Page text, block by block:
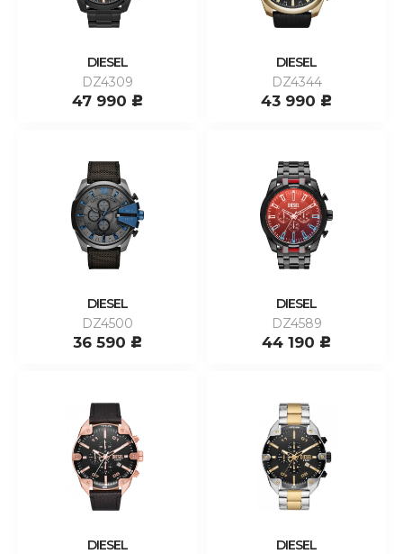
DIESEL
DZ4309
47 990 c
DIESEL
DZ4344
43 990 c
DIESEL
DZ4500
36 590 c
DIESEL
DZ4589
44 190 c
DIESEL
DIESEL